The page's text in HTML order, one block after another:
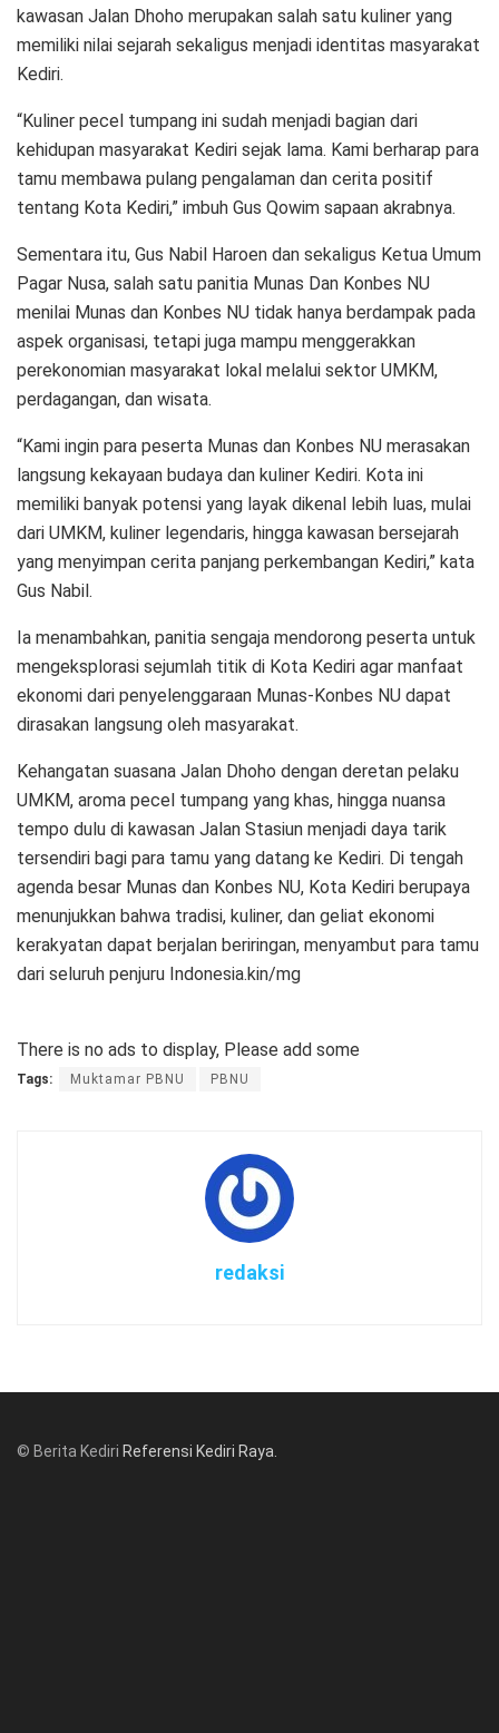
kawasan Jalan Dhoho merupakan salah satu kuliner yang
memiliki nilai sejarah sekaligus menjadi identitas masyarakat
Kediri.
“Kuliner pecel tumpang ini sudah menjadi bagian dari
kehidupan masyarakat Kediri sejak lama. Kami berharap para
tamu membawa pulang pengalaman dan cerita positif
tentang Kota Kediri,” imbuh Gus Qowim sapaan akrabnya.
Sementara itu, Gus Nabil Haroen dan sekaligus Ketua Umum
Pagar Nusa, salah satu panitia Munas Dan Konbes NU
menilai Munas dan Konbes NU tidak hanya berdampak pada
aspek organisasi, tetapi juga mampu menggerakkan
perekonomian masyarakat lokal melalui sektor UMKM,
perdagangan, dan wisata.
“Kami ingin para peserta Munas dan Konbes NU merasakan
langsung kekayaan budaya dan kuliner Kediri. Kota ini
memiliki banyak potensi yang layak dikenal lebih luas, mulai
dari UMKM, kuliner legendaris, hingga kawasan bersejarah
yang menyimpan cerita panjang perkembangan Kediri,” kata
Gus Nabil.
Ia menambahkan, panitia sengaja mendorong peserta untuk
mengeksplorasi sejumlah titik di Kota Kediri agar manfaat
ekonomi dari penyelenggaraan Munas-Konbes NU dapat
dirasakan langsung oleh masyarakat.
Kehangatan suasana Jalan Dhoho dengan deretan pelaku
UMKM, aroma pecel tumpang yang khas, hingga nuansa
tempo dulu di kawasan Jalan Stasiun menjadi daya tarik
tersendiri bagi para tamu yang datang ke Kediri. Di tengah
agenda besar Munas dan Konbes NU, Kota Kediri berupaya
menunjukkan bahwa tradisi, kuliner, dan geliat ekonomi
kerakyatan dapat berjalan beriringan, menyambut para tamu
dari seluruh penjuru Indonesia.kin/mg
There is no ads to display, Please add some
Tags: Muktamar PBNU PBNU
redaksi
© Berita Kediri Referensi Kediri Raya